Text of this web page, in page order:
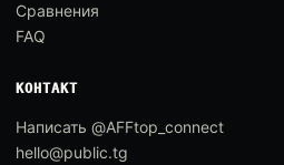
Сравнения
FAQ
КОНТАКТ
Написать @AFFtop_connect
hello@public.tg